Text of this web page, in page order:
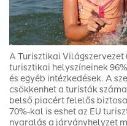
A Turisztikai Világszervezet
turisztikai helyszíneinek
és egyéb intézkedések. A
csökkenhet a turisták
belső piacért felelős
70%-kal is eshet az EU
nyaralás a járványhelyzet